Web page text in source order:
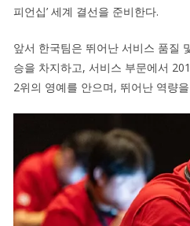
피언십’ 세계 결선을 준비한다.
앞서 한국팀은 뛰어난 서비스 품질
승을 차지하고, 서비스 부문에서
2위의 영예를 안으며, 뛰어난 역량